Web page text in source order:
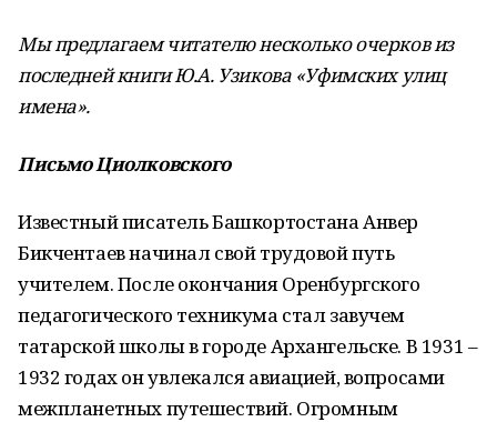
Мы предлагаем читателю несколько очерков из
последней книги Ю.А. Узикова «Уфимских улиц
имена».
Письмо Циолковского
Известный писатель Башкортостана Анвер
Бикчентаев начинал свой трудовой путь
учителем. После окончания Оренбургского
педагогического техникума стал завучем
татарской школы в городе Архангельске. В 1931 –
1932 годах он увлекался авиацией, вопросами
межпланетных путешествий. Огромным